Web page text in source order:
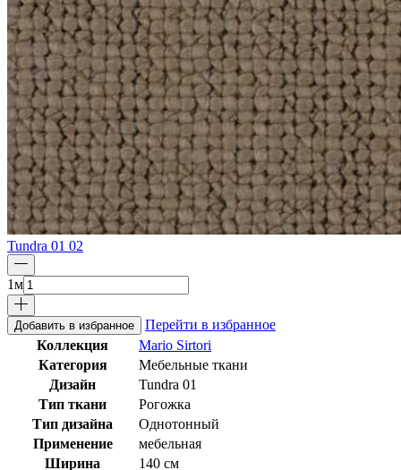
Tundra 01 02
1м
Добавить в избранное
Перейти в избранное
Коллекция
Mario Sirtori
Категория
Мебельные ткани
Дизайн
Tundra 01
Тип ткани
Рогожка
Тип дизайна
Однотонный
Применение
мебельная
Ширина
140 см